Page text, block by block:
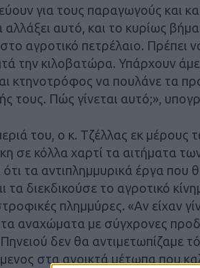
για τους παραγωγούς και
αλλάξει αυτό, και το κυρίως
αγροτικό πετρέλαιο. Πρέπει
την κιλοβατώρα. Υπάρχουν
κτηνοτρόφος να πουλάνε τα
τους. Πώς γίνεται αυτό;»,
του, ο κ. Τζέλλας εκ
σε κόλλα χαρτί τα αιτήματα
τα αντιπλημμυρικά έργα που
τα διεκδικούσε το αγροτικό
πλημμύρες. «Αν είχαν
αναχώματα με σύγχρονες
δεν θα αντιμετωπίζαμε
στα ανοικτά μέτωπα που